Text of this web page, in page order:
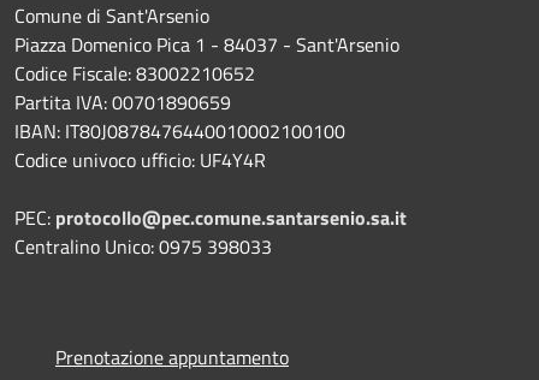
Comune di Sant'Arsenio
Piazza Domenico Pica 1 - 84037 - Sant'Arsenio
Codice Fiscale: 83002210652
Partita IVA: 00701890659
IBAN: IT80J0878476440010002100100
Codice univoco ufficio: UF4Y4R
PEC: protocollo@pec.comune.santarsenio.sa.it
Centralino Unico: 0975 398033
Prenotazione appuntamento